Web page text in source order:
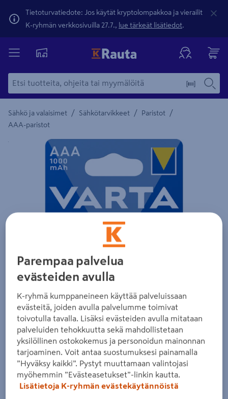
Tietoturvatiedote: Jos käytät kryptolompakkoa ja vierailit
K-ryhmän verkkosivuilla 27.7., lue tärkeät lisätiedot.
Sähkö ja valaisimet / Sähkötarvikkeet / Paristot /
AAA-paristot
Yksityiskohtainen kuvaus löytyy Tuotteen kuvaus -
Parempaa palvelua
evästeiden avulla
K-ryhmä kumppaneineen käyttää palveluissaan
evästeitä, joiden avulla palvelumme toimivat
toivotulla tavalla. Lisäksi evästeiden avulla mitataan
palveluiden tehokkuutta sekä mahdollistetaan
yksilöllinen ostokokemus ja personoidun mainonnan
tarjoaminen. Voit antaa suostumuksesi painamalla
”Hyväksy kaikki”. Pystyt muuttamaan valintojasi
myöhemmin ”Evästeasetukset”-linkin kautta.
Lisätietoja K-ryhmän evästekäytännöistä